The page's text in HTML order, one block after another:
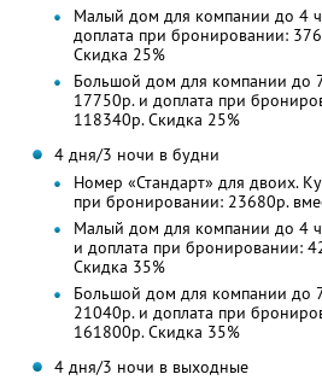
Малый дом для компании до 4
доплата при бронировании:
Скидка 25%
Большой дом для компании до
17750р. и доплата при
118340р. Скидка 25%
4 дня/3 ночи в будни
Номер «Стандарт» для двоих.
при бронировании: 23680р.
Малый дом для компании до 4
и доплата при бронировании:
Скидка 35%
Большой дом для компании до
21040р. и доплата при
161800р. Скидка 35%
4 дня/3 ночи в выходные